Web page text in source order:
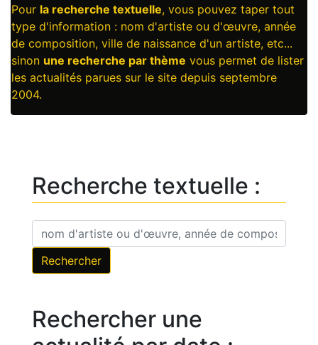
Pour la recherche textuelle, vous pouvez taper tout
type d'information : nom d'artiste ou d'œuvre, année
de composition, ville de naissance d'un artiste, etc...
sinon une recherche par thème vous permet de lister
les actualités parues sur le site depuis septembre
2004.
Recherche textuelle :
Rechercher une